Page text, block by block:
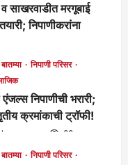
साखरवाडीत मरगूबाई
निपाणीकरांना
ago 61
निपाणी परिसर
निपाणीची भरारी;
क्रमांकाची ट्रॉफी!
hours ago 83
निपाणी परिसर